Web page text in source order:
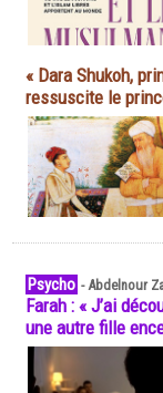
« Dara Shukoh,
ressuscite le
Psycho -Abdelnour
Farah : « J’ai
une autre fille